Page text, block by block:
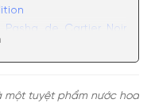
de Cartier Noir
Noir Absolu Cartier
một tuyệt phẩm nước hoa